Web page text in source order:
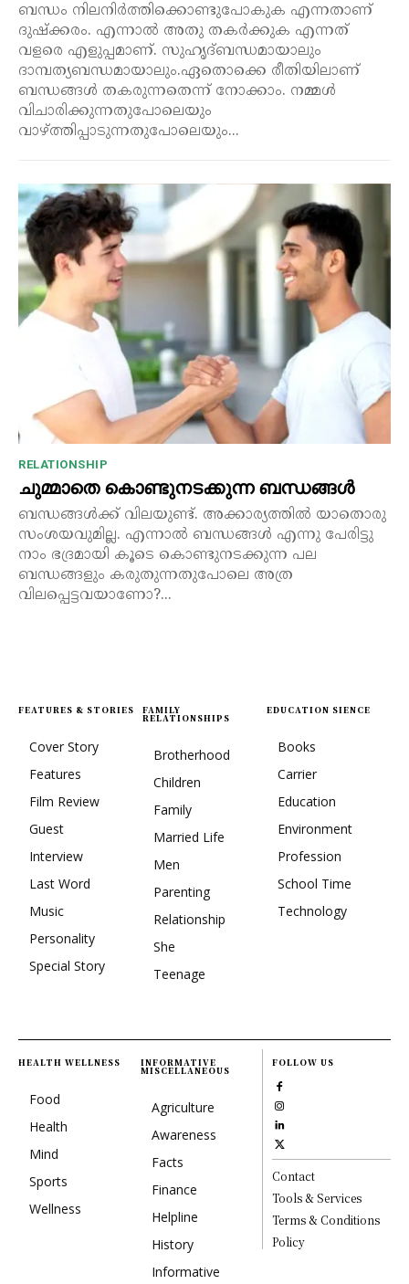
ബന്ധം നിലനിർത്തിക്കൊണ്ടുപോകുക എന്നതാണ്
ദുഷ്‌ക്കരം. എന്നാൽ അതു തകർക്കുക എന്നത്
വളരെ എളുപ്പമാണ്. സുഹൃദ്ബന്ധമായാലും
ദാമ്പത്യബന്ധമായാലും.ഏതൊക്കെ രീതിയിലാണ്
ബന്ധങ്ങൾ തകരുന്നതെന്ന് നോക്കാം. നമ്മൾ
വിചാരിക്കുന്നതുപോലെയും
വാഴ്ത്തിപ്പാടുന്നതുപോലെയും...
RELATIONSHIP
ചുമ്മാതെ കൊണ്ടുനടക്കുന്ന ബന്ധങ്ങൾ
ബന്ധങ്ങൾക്ക് വിലയുണ്ട്. അക്കാര്യത്തിൽ യാതൊരു
സംശയവുമില്ല. എന്നാൽ ബന്ധങ്ങൾ എന്നു പേരിട്ടു
നാം ഭദ്രമായി കൂടെ കൊണ്ടുനടക്കുന്ന പല
ബന്ധങ്ങളും കരുതുന്നതുപോലെ അത്ര
വിലപ്പെട്ടവയാണോ?...
FEATURES & STORIES
Cover Story
Features
Film Review
Guest
Interview
Last Word
Music
Personality
Special Story
FAMILY
RELATIONSHIPS
Brotherhood
Children
Family
Married Life
Men
Parenting
Relationship
She
Teenage
EDUCATION SIENCE
Books
Carrier
Education
Environment
Profession
School Time
Technology
HEALTH WELLNESS
Food
Health
Mind
Sports
Wellness
INFORMATIVE
MISCELLANEOUS
Agriculture
Awareness
Facts
Finance
Helpline
History
Informative
FOLLOW US
Contact
Tools & Services
Terms & Conditions
Policy